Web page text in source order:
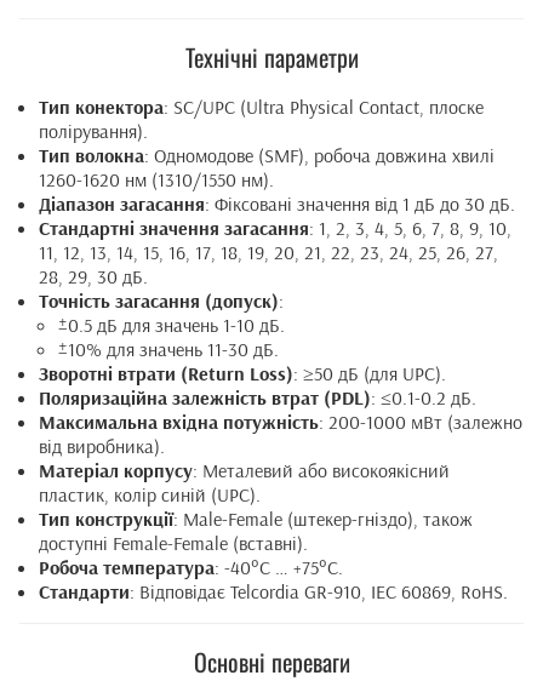
Технічні параметри
Тип конектора: SC/UPC (Ultra Physical Contact, плоске
полірування).
Тип волокна: Одномодове (SMF), робоча довжина хвилі
1260-1620 нм (1310/1550 нм).
Діапазон загасання: Фіксовані значення від 1 дБ до 30 дБ.
Стандартні значення загасання: 1, 2, 3, 4, 5, 6, 7, 8, 9, 10,
11, 12, 13, 14, 15, 16, 17, 18, 19, 20, 21, 22, 23, 24, 25, 26, 27,
28, 29, 30 дБ.
Точність загасання (допуск):
±0.5 дБ для значень 1-10 дБ.
±10% для значень 11-30 дБ.
Зворотні втрати (Return Loss): ≥50 дБ (для UPC).
Поляризаційна залежність втрат (PDL): ≤0.1-0.2 дБ.
Максимальна вхідна потужність: 200-1000 мВт (залежно
від виробника).
Матеріал корпусу: Металевий або високоякісний
пластик, колір синій (UPC).
Тип конструкції: Male-Female (штекер-гніздо), також
доступні Female-Female (вставні).
Робоча температура: -40°C … +75°C.
Стандарти: Відповідає Telcordia GR-910, IEC 60869, RoHS.
Основні переваги